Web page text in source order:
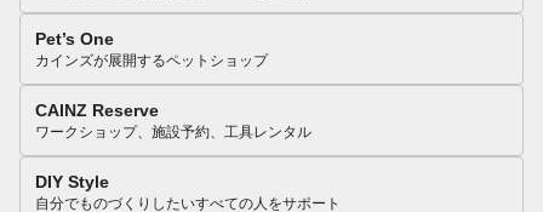
Pet’s One
カインズが展開するペットショップ
CAINZ Reserve
ワークショップ、施設予約、工具レンタル
DIY Style
自分でものづくりしたいすべての人をサポート